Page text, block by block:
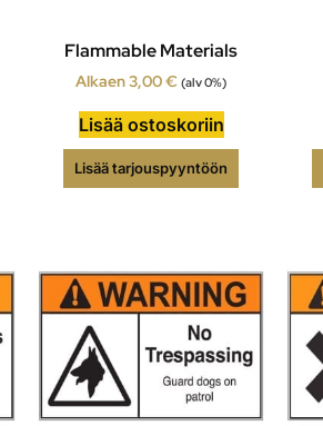
Flammable Materials
Alkaen3,00€ (alv 0%)
Lisää ostoskoriin
Lisää tarjouspyyntöön